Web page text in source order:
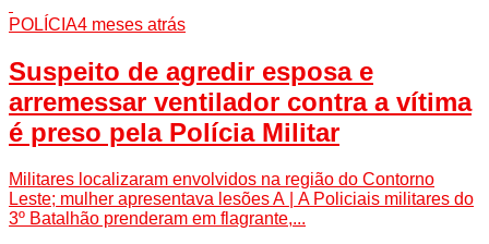
POLÍCIA4 meses atrás
Suspeito de agredir esposa e
arremessar ventilador contra a vítima
é preso pela Polícia Militar
Militares localizaram envolvidos na região do Contorno
Leste; mulher apresentava lesões A | A Policiais militares do
3º Batalhão prenderam em flagrante,...